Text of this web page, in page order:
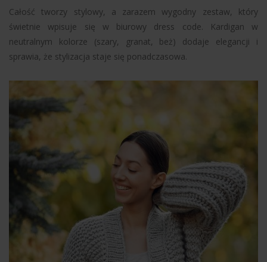
Całość tworzy stylowy, a zarazem wygodny zestaw, który
świetnie wpisuje się w biurowy dress code. Kardigan w
neutralnym kolorze (szary, granat, beż) dodaje elegancji i
sprawia, że stylizacja staje się ponadczasowa.